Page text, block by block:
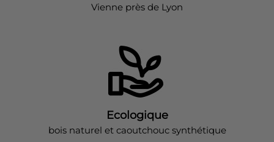
Vienne près de Lyon
Ecologique
bois naturel et caoutchouc synthétique